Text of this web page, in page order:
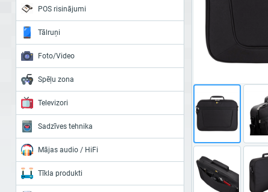
POS risinājumi
Tālruņi
Foto/Video
Spēļu zona
Televizori
Sadzīves tehnika
Mājas audio / HiFi
Tīkla produkti